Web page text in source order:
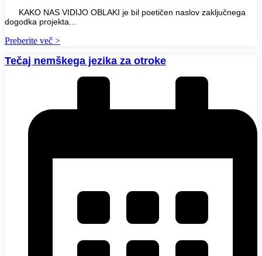
KAKO NAS VIDIJO OBLAKI je bil poetičen naslov zaključnega
dogodka projekta...
Preberite več >
Tečaj nemškega jezika za otroke